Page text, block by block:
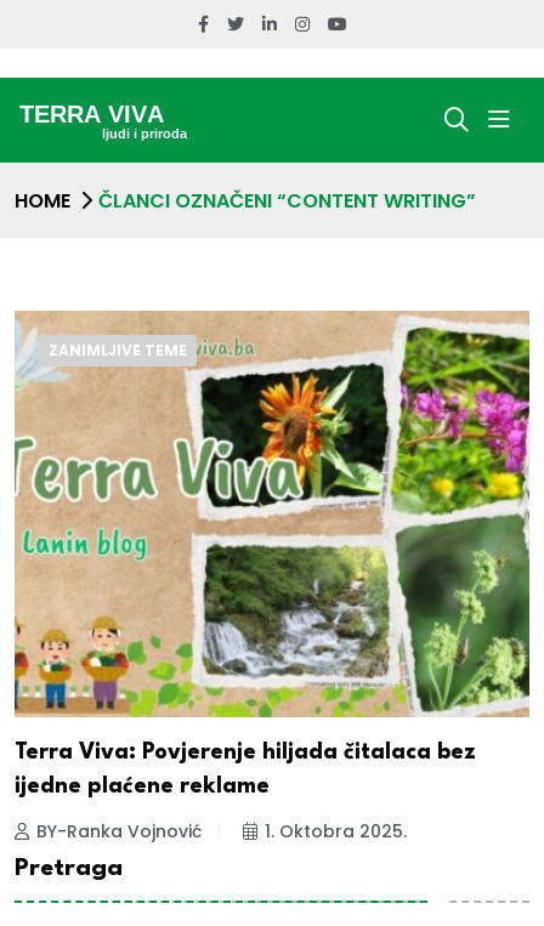
HOME ČLANCI OZNAČENI “CONTENT WRITING”
ZANIMLJIVE TEME
Terra Viva: Povjerenje hiljada čitalaca bez
ijedne plaćene reklame
BY-Ranka Vojnović
1. Oktobra 2025.
Pretraga